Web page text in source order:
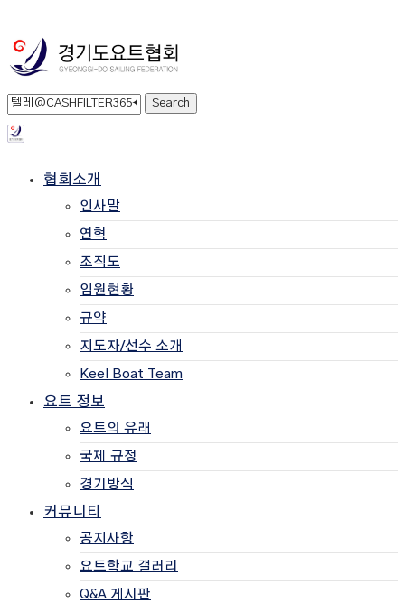
협회소개
인사말
연혁
조직도
임원현황
규약
지도자/선수 소개
Keel Boat Team
요트 정보
요트의 유래
국제 규정
경기방식
커뮤니티
공지사항
요트학교 갤러리
Q&A 게시판